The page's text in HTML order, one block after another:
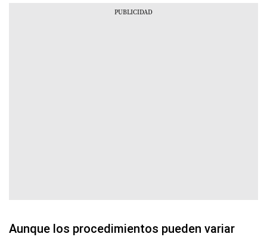
Aunque los procedimientos pueden variar